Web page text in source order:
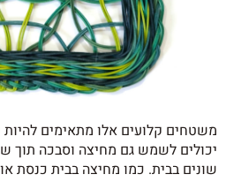
משטחים קלועים אלו מתאימים להיות
יכולים לשמש גם מחיצה וסבכה תוך
שונים בבית. כמו מחיצה בבית כנסת